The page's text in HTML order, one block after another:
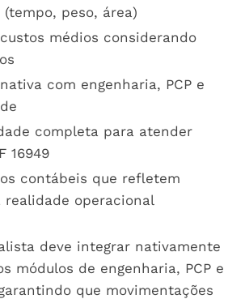
peso, área)
médios considerando
com engenharia, PCP e
completa para atender
16949
contábeis que refletem
operacional
deve integrar nativamente
módulos de engenharia, PCP e
que movimentações